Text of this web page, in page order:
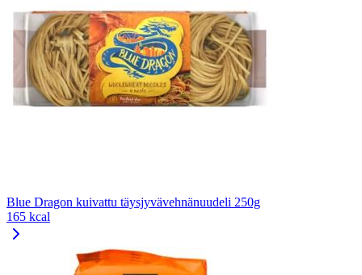
Blue Dragon kuivattu täysjyvävehnänuudeli 250g
165 kcal